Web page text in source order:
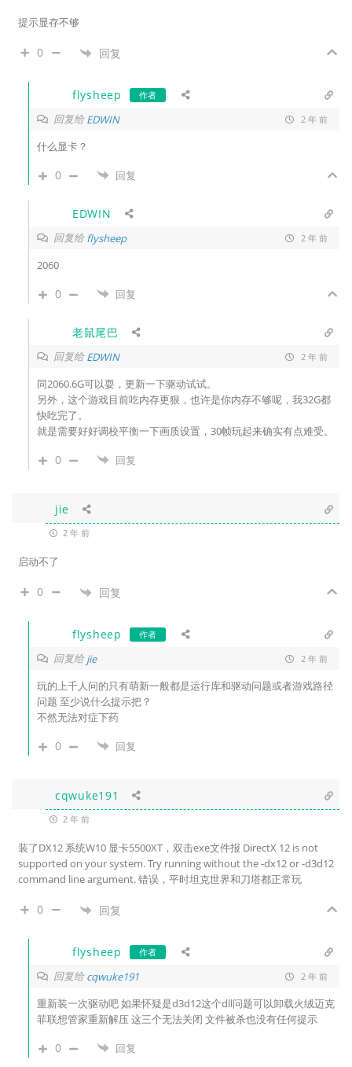
提示显存不够
0 回复
flysheep 作者
回复给EDWIN 2 年 前
什么显卡？
0 回复
EDWIN
回复给flysheep 2 年 前
2060
0 回复
老鼠尾巴
回复给EDWIN 2 年 前
同2060.6G可以耍， 更新一下驱动试试。
另外，这个游戏目前吃内存更狠，也许是你内存不够呢，我32G都
快吃完了。
就是需要好好调校平衡一下画质设置，30帧玩起来确实有点难受。
0 回复
jie
2 年 前
启动不了
0 回复
flysheep 作者
回复给jie 2 年 前
玩的上千人问的只有萌新一般都是运行库和驱动问题或者游戏路径
问题 至少说什么提示把？
不然无法对症下药
0 回复
cqwuke191
2 年 前
装了DX12 系统W10 显卡5500XT ，双击exe文件报 DirectX 12 is not
supported on your system. Try running without the -dx12 or -d3d12
command line argument. 错误，平时坦克世界和刀塔都正常玩
0 回复
flysheep 作者
回复给cqwuke191 2 年 前
重新装一次驱动吧 如果怀疑是d3d12这个dll问题可以卸载火绒迈克
菲联想管家重新解压 这三个无法关闭 文件被杀也没有任何提示
0 回复